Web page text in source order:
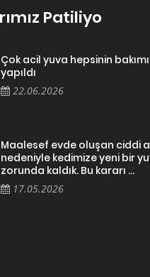
Patiliyo
Çok acil yuva hepsinin
yapıldı
22.06.2026
Maalesef evde oluşan ciddi
nedeniyle kedimize yeni bir
zorunda kaldık. Bu kararı ...
17.05.2026